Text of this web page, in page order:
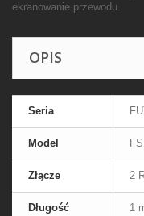
ekranowanie przewodu.
OPIS
Seria
Model
Złącze 2
Długość 1